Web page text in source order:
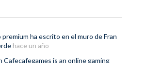
premium ha escrito en el muro deFran
hace un año
Cafecafegames is an online gaming